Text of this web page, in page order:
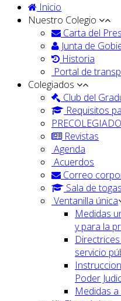
Inicio
Nuestro Colegio
Carta del
Junta de
Historia
Portal de
Colegiados
Club del
Requisitos
Revistas
Agenda
Acuerdos
Correo
Sala de togas
Ventanilla única
Medidas
y para la
servicio
Poder
Medidas